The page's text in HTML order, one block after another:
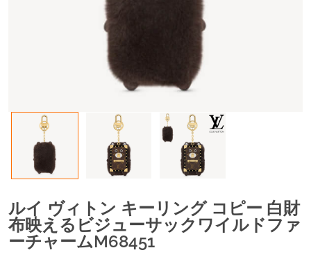
ルイ ヴィトン キーリング コピー 白財
布映えるビジューサックワイルドファ
ーチャームM68451